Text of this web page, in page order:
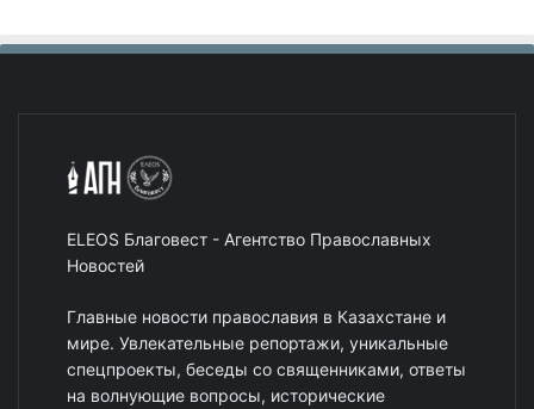
ELEOS Благовест - Агентство Православных
Новостей
Главные новости православия в Казахстане и
мире. Увлекательные репортажи, уникальные
спецпроекты, беседы со священниками, ответы
на волнующие вопросы, исторические